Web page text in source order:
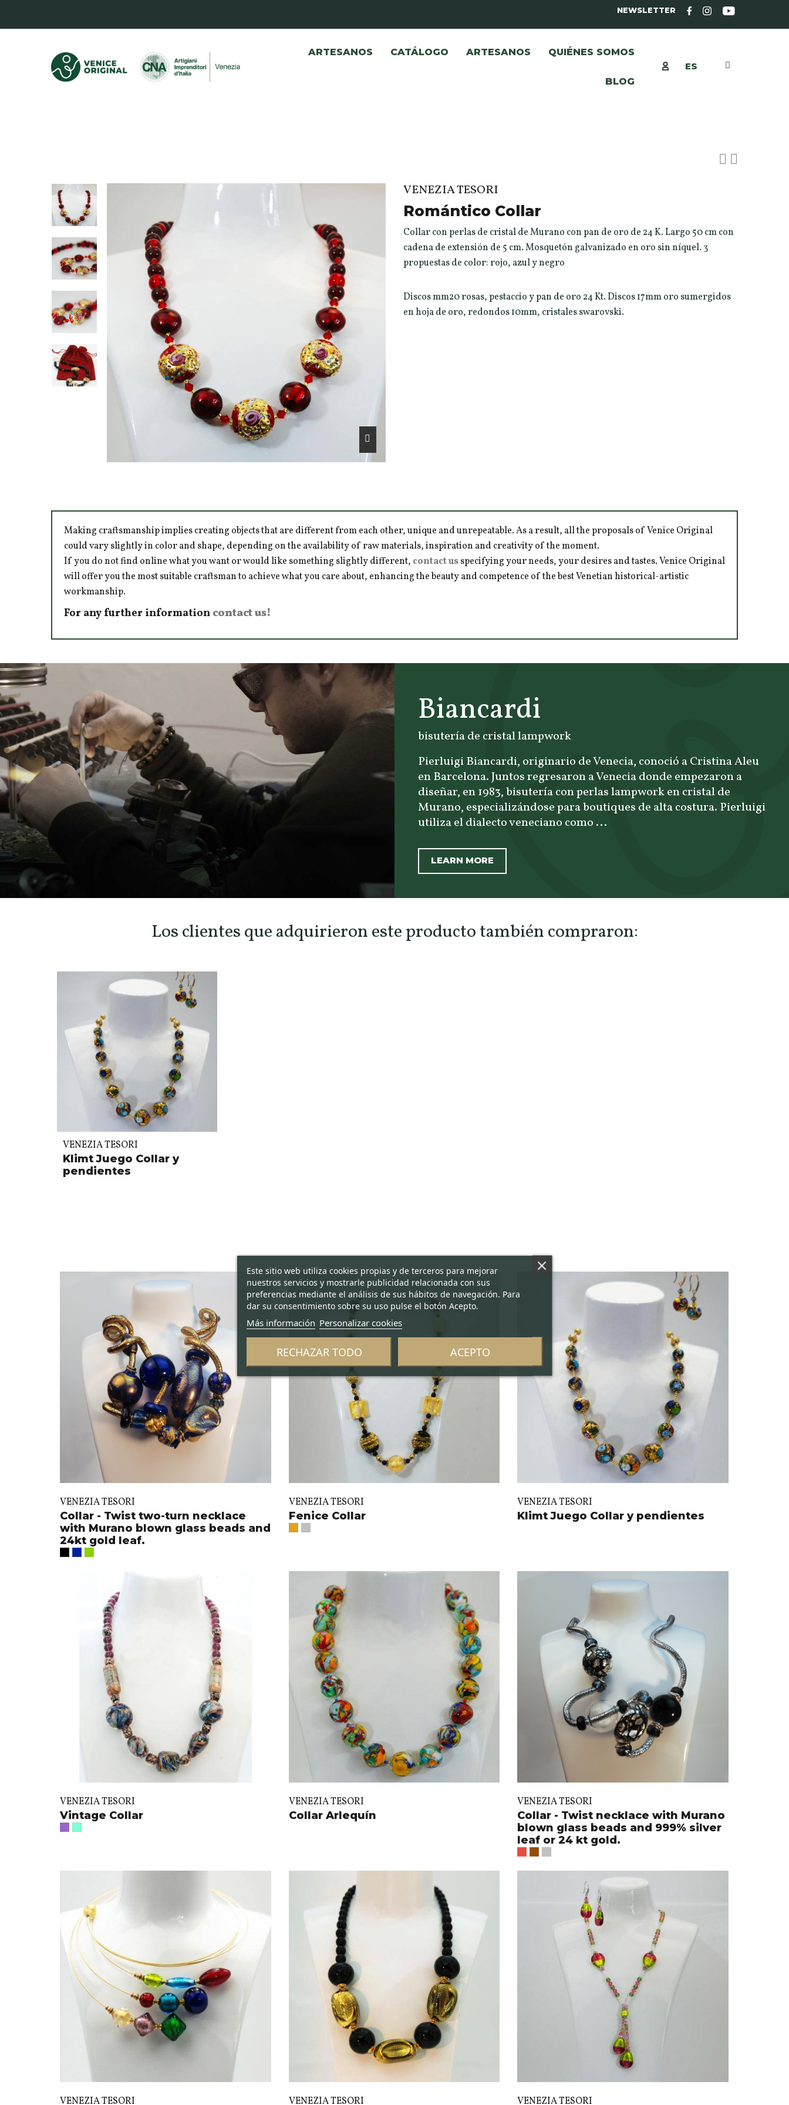
NEWSLETTER
ARTESANOS CATÁLOGO ARTESANOS QUIÉNES SOMOS
BLOG
ES
VENEZIA TESORI
Romántico Collar
Collar con perlas de cristal de Murano con pan de oro de 24 K. Largo 50 cm con
cadena de extensión de 5 cm. Mosquetón galvanizado en oro sin níquel. 3
propuestas de color: rojo, azul y negro
Discos mm20 rosas, pestaccio y pan de oro 24 Kt. Discos 17mm oro sumergidos
en hoja de oro, redondos 10mm, cristales swarovski.
Making craftsmanship implies creating objects that are different from each other, unique and unrepeatable. As a result, all the proposals of Venice Original
could vary slightly in color and shape, depending on the availability of raw materials, inspiration and creativity of the moment.
If you do not find online what you want or would like something slightly different, contact usspecifying your needs, your desires and tastes. Venice Original
will offer you the most suitable craftsman to achieve what you care about, enhancing the beauty and competence of the best Venetian historical-artistic
workmanship.
For any further information contact us!
Biancardi
bisutería de cristal lampwork
Pierluigi Biancardi, originario de Venecia, conoció a Cristina Aleu
en Barcelona. Juntos regresaron a Venecia donde empezaron a
diseñar, en 1983, bisutería con perlas lampwork en cristal de
Murano, especializándose para boutiques de alta costura. Pierluigi
utiliza el dialecto veneciano como ...
LEARN MORE
Los clientes que adquirieron este producto también compraron:
VENEZIA TESORI
Klimt Juego Collar y
pendientes
VENEZIA TESORI
Collar - Twist two-turn necklace
with Murano blown glass beads and
24kt gold leaf.
VENEZIA TESORI
Fenice Collar
VENEZIA TESORI
Klimt Juego Collar y pendientes
VENEZIA TESORI
Vintage Collar
VENEZIA TESORI
Collar Arlequín
VENEZIA TESORI
Collar - Twist necklace with Murano
blown glass beads and 999% silver
leaf or 24 kt gold.
VENEZIA TESORI VENEZIA TESORI VENEZIA TESORI
Este sitio web utiliza cookies propias y de terceros para mejorar
nuestros servicios y mostrarle publicidad relacionada con sus
preferencias mediante el análisis de sus hábitos de navegación. Para
dar su consentimiento sobre su uso pulse el botón Acepto.
Más información Personalizar cookies
RECHAZAR TODO ACEPTO